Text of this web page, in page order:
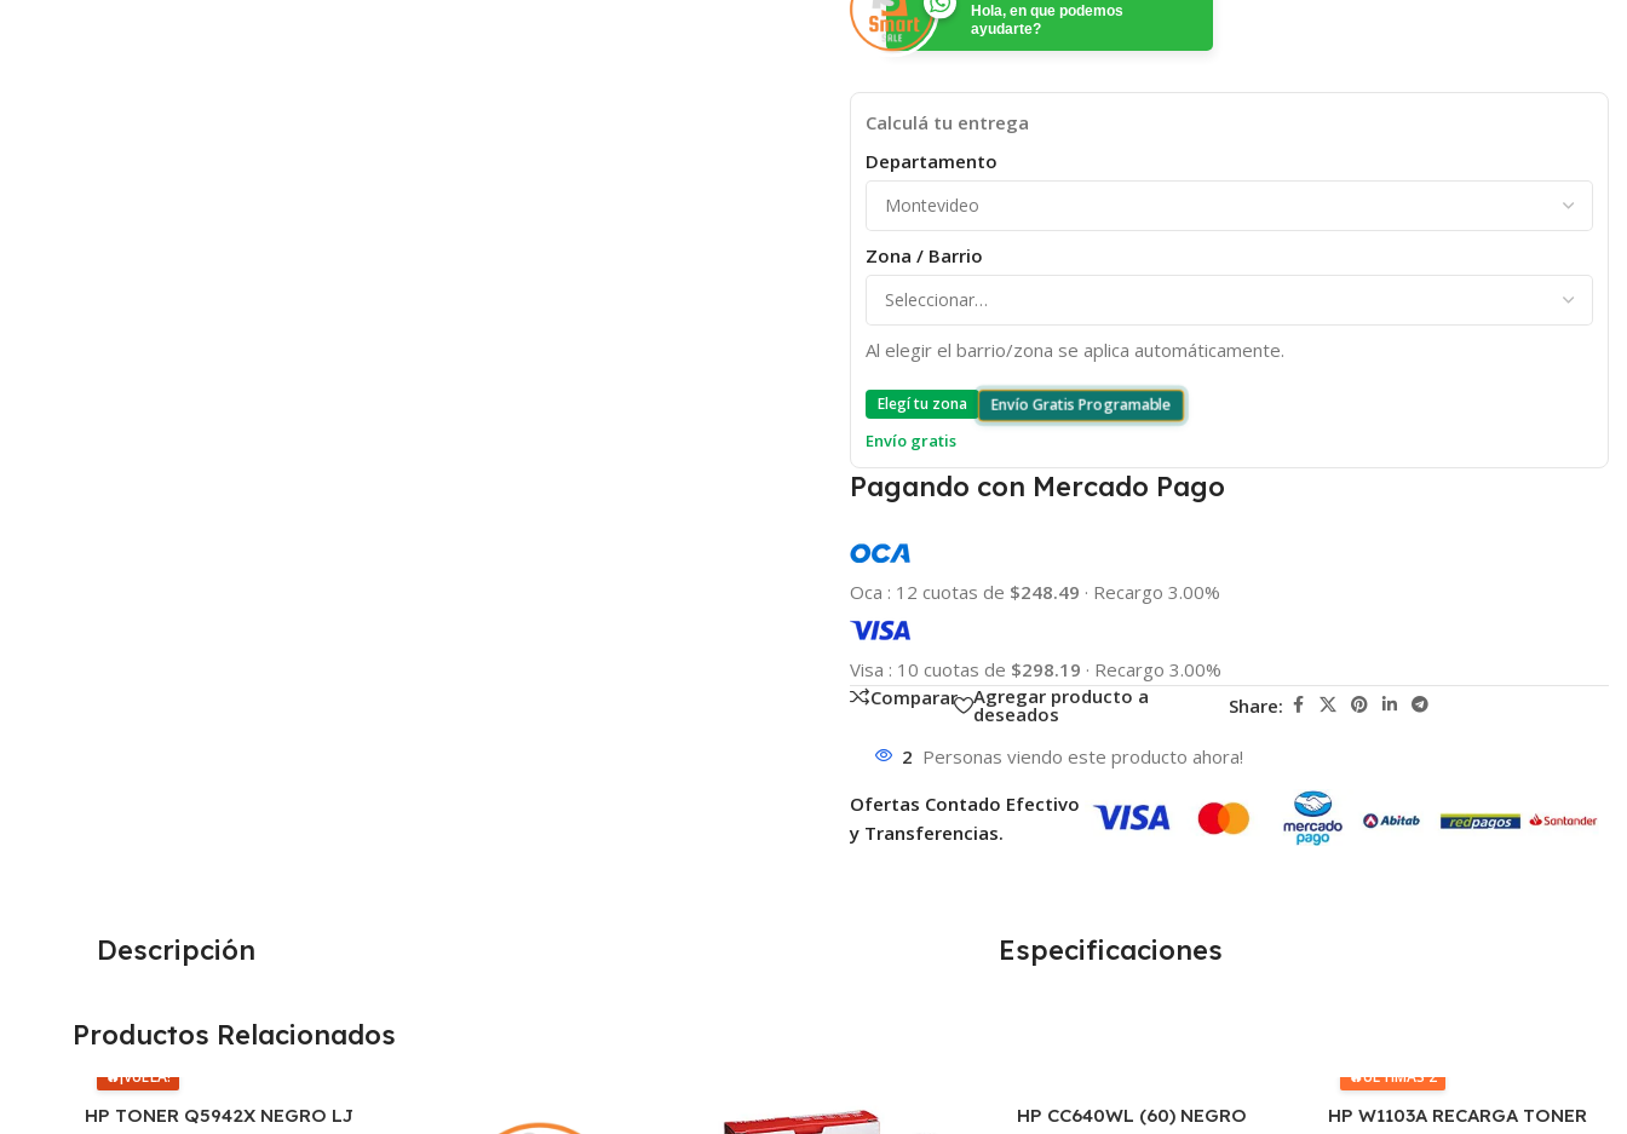
Hola, en que podemos
ayudarte?
Calculá tu entrega
Departamento
Zona / Barrio
Al elegir el barrio/zona se aplica automáticamente.
Elegí tu zona Envío Gratis Programable
Envío gratis
Pagando con Mercado Pago
Oca : 12 cuotas de $248.49 · Recargo 3.00%
Visa : 10 cuotas de $298.19 · Recargo 3.00%
Comparar
Agregar producto a
deseados Share:
2 Personas viendo este producto ahora!
Ofertas Contado Efectivo
y Transferencias.
Descripción Especificaciones
Productos Relacionados
🔥¡VUELA!
HP TONER Q5942X NEGRO LJ
HP CC640WL (60) NEGRO
🔥ÚLTIMAS 2
HP W1103A RECARGA TONER